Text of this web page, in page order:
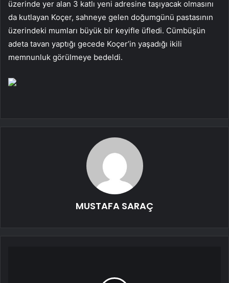
üzerinde yer alan 3 katlı yeni adresine taşıyacak olmasını
da kutlayan Koçer, sahneye gelen doğumgünü pastasının
üzerindeki mumları büyük bir keyifle üfledi. Cümbüşün
adeta tavan yaptığı gecede Koçer’in yaşadığı ikili
memnunluk görülmeye bedeldi.
MUSTAFA SARAÇ